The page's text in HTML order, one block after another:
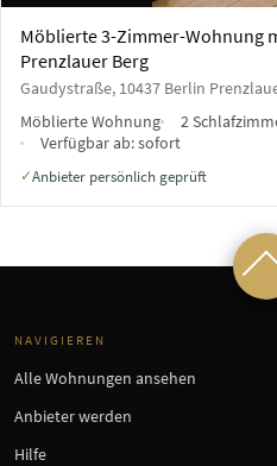
Möblierte 3-Zimmer-Wohnung
Prenzlauer Berg
Gaudystraße, 10437 Berlin
Möblierte Wohnung
2
Verfügbar ab:sofort
✓Anbieter persönlich geprüft
NAVIGIEREN
Alle Wohnungen ansehen
Anbieter werden
Hilfe